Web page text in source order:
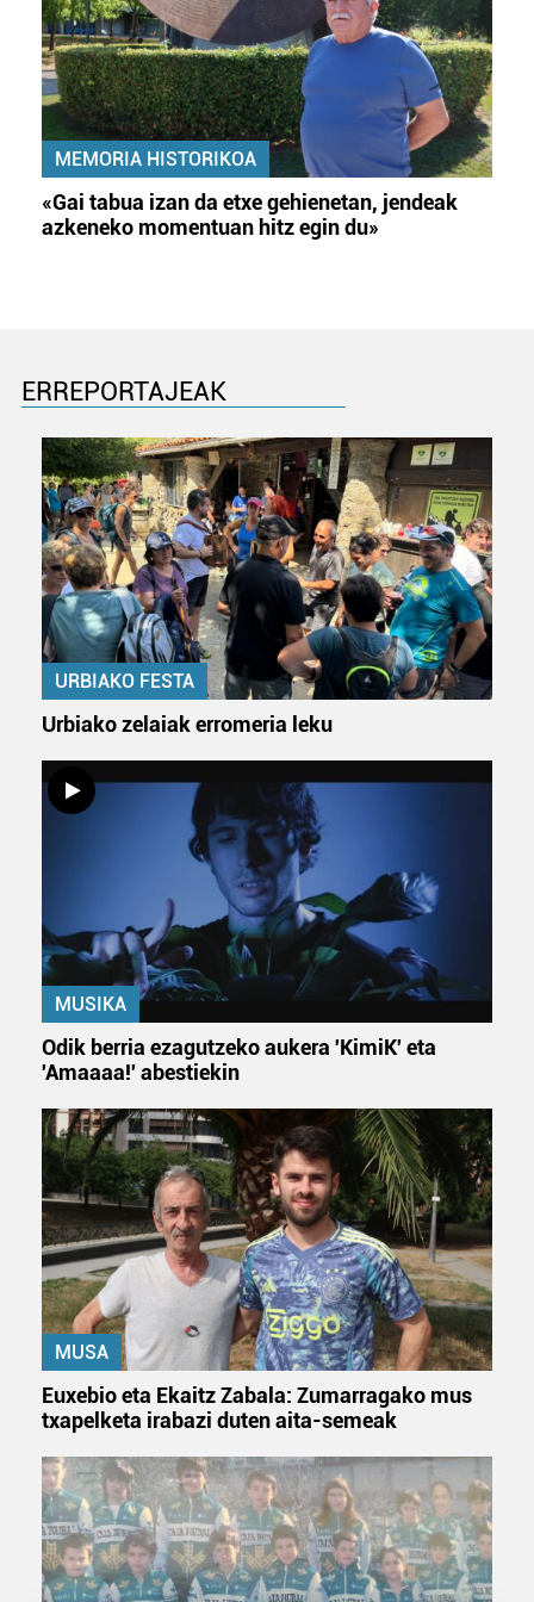
MEMORIA HISTORIKOA
«Gai tabua izan da etxe gehienetan, jendeak
azkeneko momentuan hitz egin du»
ERREPORTAJEAK
URBIAKO FESTA
Urbiako zelaiak erromeria leku
MUSIKA
Odik berria ezagutzeko aukera 'KimiK' eta
'Amaaaa!' abestiekin
MUSA
Euxebio eta Ekaitz Zabala: Zumarragako mus
txapelketa irabazi duten aita-semeak